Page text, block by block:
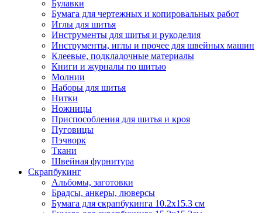
Булавки
Бумага для чертежных и копировальных работ
Иглы для шитья
Инструменты для шитья и рукоделия
Инструменты, иглы и прочее для швейных машин
Клеевые, подкладочные материалы
Книги и журналы по шитью
Молнии
Наборы для шитья
Нитки
Ножницы
Приспособления для шитья и кроя
Пуговицы
Пэчворк
Ткани
Швейная фурнитура
Скрапбукинг
Альбомы, заготовки
Брадсы, анкеры, люверсы
Бумага для скрапбукинга 10.2х15.3 см